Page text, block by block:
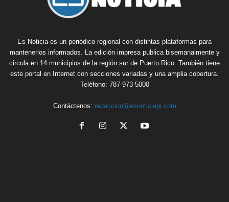
Es Noticia es un periódico regional con distintas plataformas para
mantenerlos informados. La edición impresa publica bisemanalmente y
circula en 14 municipios de la región sur de Puerto Rico. También tiene
este portal en Internet con secciones variadas y una amplia cobertura.
Teléfono: 787-973-5000
Contáctenos: redaccion@esnoticiapr.com